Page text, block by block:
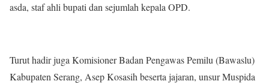
asda, staf ahli bupati dan sejumlah kepala OPD.
Turut hadir juga Komisioner Badan Pengawas Pemilu (Bawaslu)
Kabupaten Serang, Asep Kosasih beserta jajaran, unsur Muspida